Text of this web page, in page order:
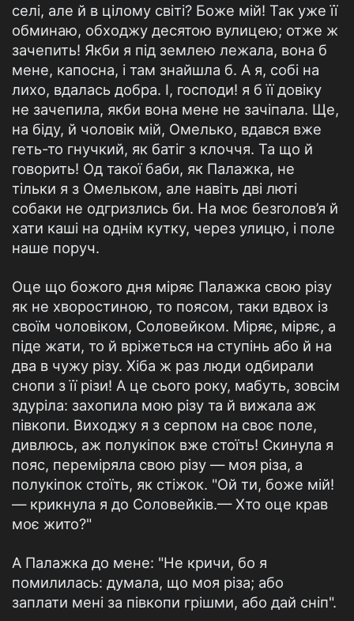
селі, але й в цілому світі? Боже мій! Так уже її
обминаю, обходжу десятою вулицею; отже ж
зачепить! Якби я під землею лежала, вона б
мене, капосна, і там знайшла б. А я, собі на
лихо, вдалась добра. І, господи! я б її довіку
не зачепила, якби вона мене не зачіпала. Ще,
на біду, й чоловік мій, Омелько, вдався вже
геть-то гнучкий, як батіг з клоччя. Та що й
говорить! Од такої баби, як Палажка, не
тільки я з Омельком, але навіть дві люті
собаки не одгризлись би. На моє безголов’я й
хати каші на однім кутку, через улицю, і поле
наше поруч.
Оце що божого дня міряє Палажка свою різу
як не хворостиною, то поясом, таки вдвох із
своїм чоловіком, Соловейком. Міряє, міряє, а
піде жати, то й вріжеться на ступінь або й на
два в чужу різу. Хіба ж раз люди одбирали
снопи з її різи! А це сього року, мабуть, зовсім
здуріла: захопила мою різу та й вижала аж
півкопи. Виходжу я з серпом на своє поле,
дивлюсь, аж полукіпок вже стоїть! Скинула я
пояс, переміряла свою різу — моя різа, а
полукіпок стоїть, як стіжок. "Ой ти, боже мій!
— крикнула я до Соловейків.— Хто оце крав
моє жито?"
А Палажка до мене: "Не кричи, бо я
помилилась: думала, що моя різа; або
заплати мені за півкопи грішми, або дай сніп".